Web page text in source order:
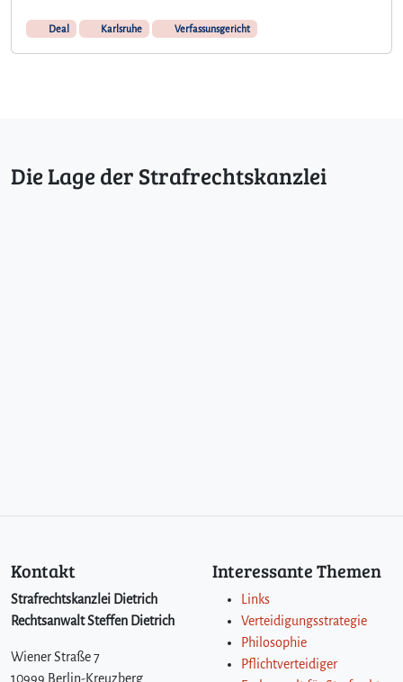
Deal Karlsruhe Verfassunsgericht
Die Lage der Strafrechtskanzlei
Kontakt
Strafrechtskanzlei Dietrich
Rechtsanwalt Steffen Dietrich
Wiener Straße 7
10999 Berlin-Kreuzberg
Interessante Themen
Links
Verteidigungsstrategie
Philosophie
Pflichtverteidiger